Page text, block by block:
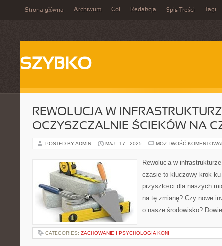
Strona główna Archiwum Gol Redakcja Spis Treści Tagi
SZYBKO
REWOLUCJA W
OCZYSZCZALNIE ŚCIEKÓW NA
POSTED BY ADMIN MAJ - 17 - 2025 MOŻLIWOŚĆ
Rewolucja w
czasie to kluczowy krok
przyszłości dla naszych
na tę zmianę? Czy nowe
o nasze środowisko?
CATEGORIES: ZACHOWANIE I PSYCHOLOGIA KONI